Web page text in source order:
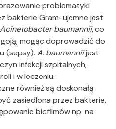
problematyki
bakterie Gram-ujemne jest
Acinetobacter baumannii, co
mogąc doprowadzić do
(sepsy). A. baumanniijest
infekcji szpitalnych,
i w leczeniu.
również są doskonałą
zasiedlona przez bakterie,
biofilmów np. na